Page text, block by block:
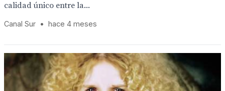
calidad único entre la...
Canal Sur • hace 4 meses